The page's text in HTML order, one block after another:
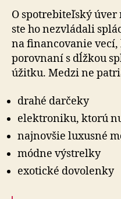
O spotrebiteľský úver
ste ho nezvládali
na financovanie
porovnaní s dĺžkou
úžitku. Medzi ne
drahé darčeky
elektroniku, ktorú
najnovšie luxusné
módne výstrelky
exotické dovolenky